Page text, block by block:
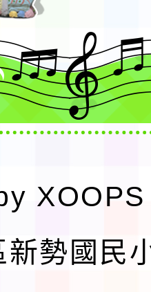
XOOPS
新勢國民